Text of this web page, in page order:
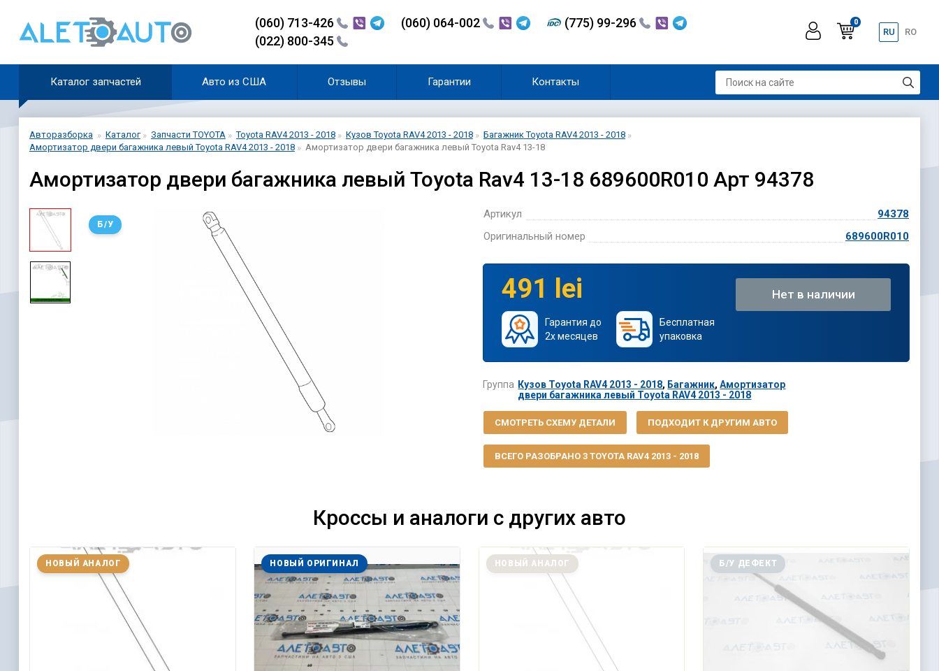
(060) 713-426 (060) 064-002
(775) 99-296
(022) 800-345
0
RU RO
Каталог запчастей Авто из США Отзывы Гарантии Контакты
Авторазборка Каталог Запчасти TOYOTA Toyota RAV4 2013 - 2018 Кузов Toyota RAV4 2013 - 2018
Багажник Toyota RAV4 2013 - 2018
Амортизатор двери багажника левый Toyota RAV4 2013 - 2018
Амортизатор двери багажника левый Toyota Rav4 13-18
Амортизатор двери багажника левый Toyota Rav4 13-18 689600R010 Арт 94378
Б/У
Артикул
94378
Оригинальный номер
689600R010
491 lei
Гарантия до
2х месяцев
Бесплатная
упаковка
Нет в наличии
Группа Кузов Toyota RAV4 2013 - 2018, Багажник,Амортизатор
двери багажника левый Toyota RAV4 2013 - 2018
СМОТРЕТЬ СХЕМУ ДЕТАЛИ ПОДХОДИТ К ДРУГИМ АВТО
ВСЕГО РАЗОБРАНО 3 TOYOTA RAV4 2013 - 2018
Кроссы и аналоги с других авто
НОВЫЙ АНАЛОГ НОВЫЙ ОРИГИНАЛ НОВЫЙ АНАЛОГ Б/У ДЕФЕКТ